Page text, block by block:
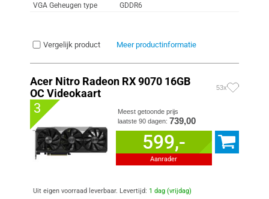
VGA Geheugen type
GDDR6
Vergelijk product Meer productinformatie
Acer Nitro Radeon RX 9070 16GB
OC Videokaart
53x
3
Meest getoonde prijs
laatste 90 dagen: 739,00
599,-
Aanrader
Uit eigen voorraad leverbaar. Levertijd: 1 dag (vrijdag)